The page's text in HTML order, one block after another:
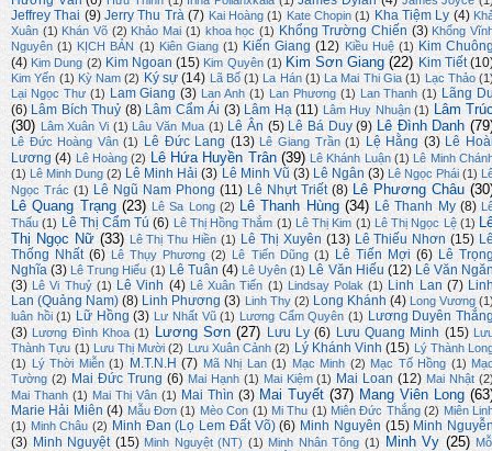
Jeffrey Thai (9) Jerry Thu Trà (7) Kai Hoàng (1) Kate Chopin (1) Kha Tiệm Ly (4)
Xuân (1) Khán Võ (2) Khảo Mai (1) khoa học (1) Khổng Trường Chiến (3) Khổng
Nguyên (1) KỊCH BẢN (1) Kiên Giang (1) Kiến Giang (12) Kiều Huệ (1) Kim
(4) Kim Dung (2) Kim Ngoan (15) Kim Quyên (1) Kim Sơn Giang (22) Kim Tiết
Kim Yến (1) Kỳ Nam (2) Ký sự (14) Lã Bố (1) La Hán (1) La Mai Thi Gia (1) Lạc Thảo
Lại Ngọc Thư (1) Lam Giang (3) Lan Anh (1) Lan Phương (1) Lan Thanh (1) Lãng
(6) Lâm Bích Thuỷ (8) Lâm Cẩm Ái (3) Lâm Hạ (11) Lâm Huy Nhuận (1) Lâm
(30) Lâm Xuân Vi (1) Lâu Văn Mua (1) Lê Ân (5) Lê Bá Duy (9) Lê Đình Danh
Lê Đức Hoàng Vân (1) Lê Đức Lang (13) Lê Giang Trần (1) Lệ Hằng (3) Lê
Lương (4) Lê Hoàng (2) Lê Hứa Huyền Trân (39) Lê Khánh Luận (1) Lê Minh
(1) Lê Minh Dung (2) Lê Minh Hải (3) Lê Minh Vũ (3) Lê Ngân (3) Lê Ngọc Phái (1)
Ngọc Trác (1) Lê Ngũ Nam Phong (11) Lê Nhựt Triết (8) Lê Phương Châu
Lê Quang Trạng (23) Lê Sa Long (2) Lê Thanh Hùng (34) Lê Thanh My (8)
Thấu (1) Lê Thị Cẩm Tú (6) Lê Thị Hồng Thắm (1) Lê Thị Kim (1) Lê Thị Ngọc Lệ (1)
Thị Ngọc Nữ (33) Lê Thị Thu Hiền (1) Lê Thị Xuyên (13) Lê Thiếu Nhơn (15)
Thống Nhất (6) Lê Thụy Phương (2) Lê Tiến Dũng (1) Lê Tiến Mợi (6) Lê
Nghĩa (3) Lê Trung Hiếu (1) Lê Tuân (4) Lê Uyên (1) Lê Văn Hiếu (12) Lê Văn
(3) Lê Vi Thuỷ (1) Lê Vinh (4) Lê Xuân Tiến (1) Lindsay Polak (1) Linh Lan (7)
Lan (Quảng Nam) (8) Linh Phương (3) Linh Thy (2) Long Khánh (4) Long Vương
luân hồi (1) Lữ Hồng (3) Lư Nhất Vũ (1) Lương Cẩm Quyên (1) Lương Duyên
(3) Lương Đình Khoa (1) Lương Sơn (27) Lưu Ly (6) Lưu Quang Minh (15)
Thành Tựu (1) Lưu Thị Mười (2) Lưu Xuân Cảnh (2) Lý Khánh Vinh (15) Lý Thành
(1)
Lý Thời Miễn (1) M.T.N.H (7) Mã Nhị Lan (1) Mạc Minh (2) Mạc Tố Hồng (1)
Tường (2) Mai Đức Trung (6) Mai Hạnh (1) Mai Kiệm (1) Mai Loan (12) Mai Nhật
Mai Thanh (1) Mai Thị Vân (1) Mai Thìn (3) Mai Tuyết (37) Mang Viên Long
Marie Hải Miên (4) Mẫu Đơn (1) Mèo Con (1) Mi Thu (1) Miên Đức Thắng (2) Miên
(1) Minh Châu (2) Minh Đan (Lọ Lem Đất Võ) (6) Minh Nguyên (15) Minh
(3) Minh Nguyệt (15) Minh Nguyệt (NT) (1) Minh Nhân Tông (1) Minh Vy (25)